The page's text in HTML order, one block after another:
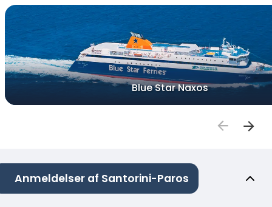
Blue Star Naxos
Anmeldelser af Santorini-Paros